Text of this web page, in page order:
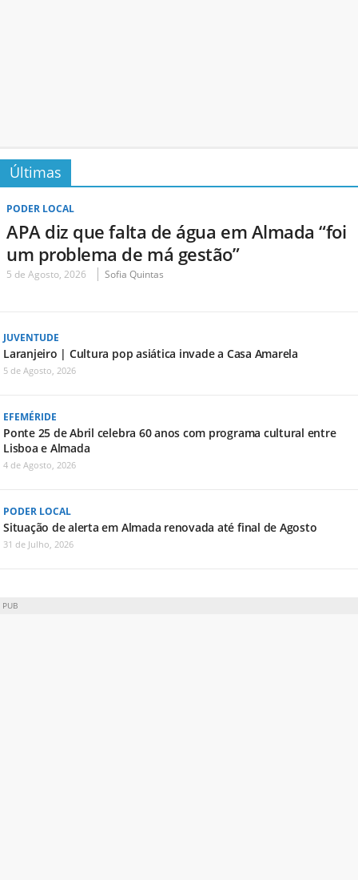
Últimas
PODER LOCAL
APA diz que falta de água em Almada “foi
um problema de má gestão”
5 de Agosto, 2026 Sofia Quintas
JUVENTUDE
Laranjeiro | Cultura pop asiática invade a Casa Amarela
5 de Agosto, 2026
EFEMÉRIDE
Ponte 25 de Abril celebra 60 anos com programa cultural entre
Lisboa e Almada
4 de Agosto, 2026
PODER LOCAL
Situação de alerta em Almada renovada até final de Agosto
31 de Julho, 2026
PUB